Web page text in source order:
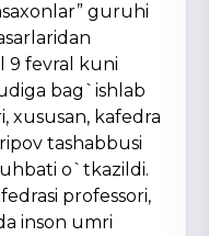
guruhi
9 fevral kuni
bag`ishlab
xususan, kafedra
tashabbusi
o`tkazildi.
professori,
inson umri